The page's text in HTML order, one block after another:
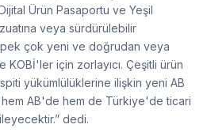
Ürün Pasaportu ve Yeşil
veya sürdürülebilir
çok yeni ve doğrudan veya
KOBİ'ler için zorlayıcı. Çeşitli ürün
yükümlülüklerine ilişkin yeni AB
hem AB'de hem de Türkiye'de ticari
dedi.